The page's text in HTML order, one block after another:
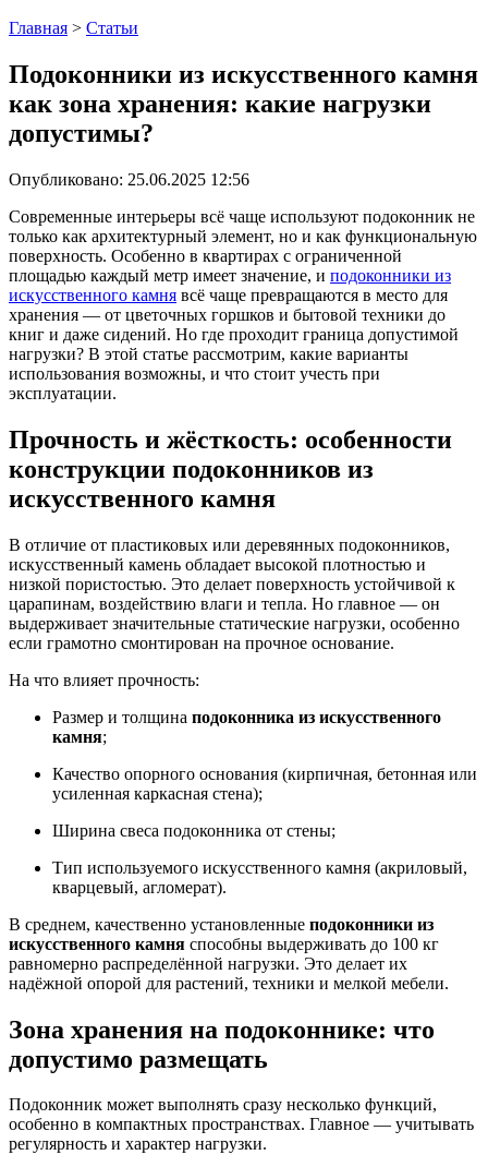
Главная > Статьи
Подоконники из искусственного камня
как зона хранения: какие нагрузки
допустимы?
Опубликовано: 25.06.2025 12:56
Современные интерьеры всё чаще используют подоконник не
только как архитектурный элемент, но и как функциональную
поверхность. Особенно в квартирах с ограниченной
площадью каждый метр имеет значение, и подоконники из
искусственного камня всё чаще превращаются в место для
хранения — от цветочных горшков и бытовой техники до
книг и даже сидений. Но где проходит граница допустимой
нагрузки? В этой статье рассмотрим, какие варианты
использования возможны, и что стоит учесть при
эксплуатации.
Прочность и жёсткость: особенности
конструкции подоконников из
искусственного камня
В отличие от пластиковых или деревянных подоконников,
искусственный камень обладает высокой плотностью и
низкой пористостью. Это делает поверхность устойчивой к
царапинам, воздействию влаги и тепла. Но главное — он
выдерживает значительные статические нагрузки, особенно
если грамотно смонтирован на прочное основание.
На что влияет прочность:
Размер и толщина подоконника из искусственного
камня;
Качество опорного основания (кирпичная, бетонная или
усиленная каркасная стена);
Ширина свеса подоконника от стены;
Тип используемого искусственного камня (акриловый,
кварцевый, агломерат).
В среднем, качественно установленные подоконники из
искусственного камня способны выдерживать до 100 кг
равномерно распределённой нагрузки. Это делает их
надёжной опорой для растений, техники и мелкой мебели.
Зона хранения на подоконнике: что
допустимо размещать
Подоконник может выполнять сразу несколько функций,
особенно в компактных пространствах. Главное — учитывать
регулярность и характер нагрузки.